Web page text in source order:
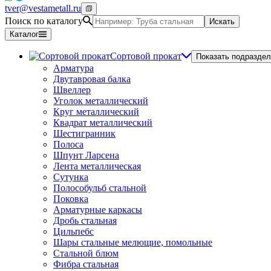
tver@vestametall.ru
Поиск по каталогу
Искать
Каталог
Сортовой прокат Показать
Арматура
Двутавровая балка
Швеллер
Уголок металлический
Круг металлический
Квадрат металлический
Шестигранник
Полоса
Шпунт Ларсена
Лента металлическая
Сутунка
Полособульб стальной
Поковка
Арматурные каркасы
Дробь стальная
Цильпебс
Шары стальные мелющие, помольные
Стальной блюм
Фибра стальная